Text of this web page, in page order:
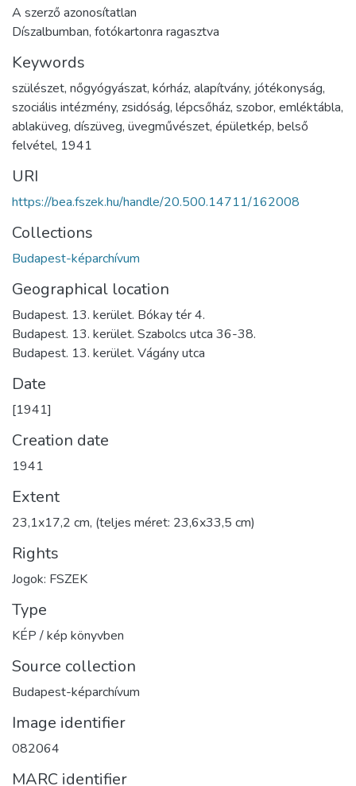
A szerző azonosítatlan
Díszalbumban, fotókartonra ragasztva
Keywords
szülészet, nőgyógyászat, kórház, alapítvány, jótékonyság,
szociális intézmény, zsidóság, lépcsőház, szobor, emléktábla,
ablaküveg, díszüveg, üvegművészet, épületkép, belső
felvétel, 1941
URI
https://bea.fszek.hu/handle/20.500.14711/162008
Collections
Budapest-képarchívum
Geographical location
Budapest. 13. kerület. Bókay tér 4.
Budapest. 13. kerület. Szabolcs utca 36-38.
Budapest. 13. kerület. Vágány utca
Date
[1941]
Creation date
1941
Extent
23,1x17,2 cm, (teljes méret: 23,6x33,5 cm)
Rights
Jogok: FSZEK
Type
KÉP / kép könyvben
Source collection
Budapest-képarchívum
Image identifier
082064
MARC identifier